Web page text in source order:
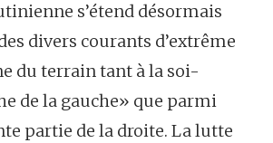
s’étend désormais
divers courants d’extrême
du terrain tant à la soi-
de la gauche» que parmi
partie de la droite. La lutte